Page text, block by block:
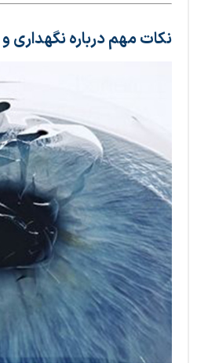
نکات مهم درباره نگهداری و